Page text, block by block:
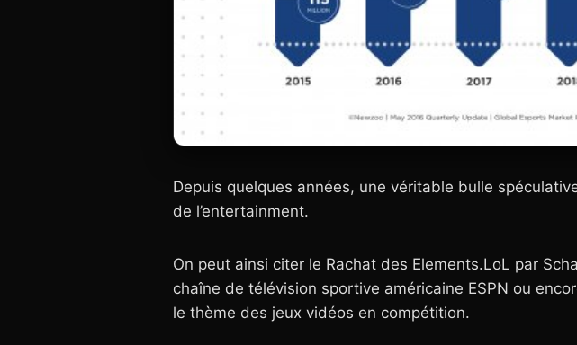
Depuis quelques années, une véritable bulle
de l’entertainment.
On peut ainsi citer le Rachat des Elements.LoL par
chaîne de télévision sportive américaine ESPN ou
le thème des jeux vidéos en compétition.